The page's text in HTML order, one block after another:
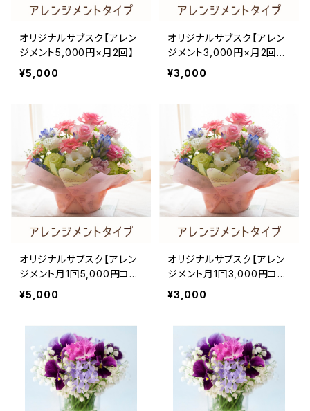
オリジナルサブスク【アレン
ジメント5,000円×月2回】
¥5,000
オリジナルサブスク【アレン
ジメント3,000円×月2回コ
ース】
¥3,000
オリジナルサブスク【アレン
ジメント月1回5,000円コー
ス】
¥5,000
オリジナルサブスク【アレン
ジメント月1回3,000円コー
ス】
¥3,000